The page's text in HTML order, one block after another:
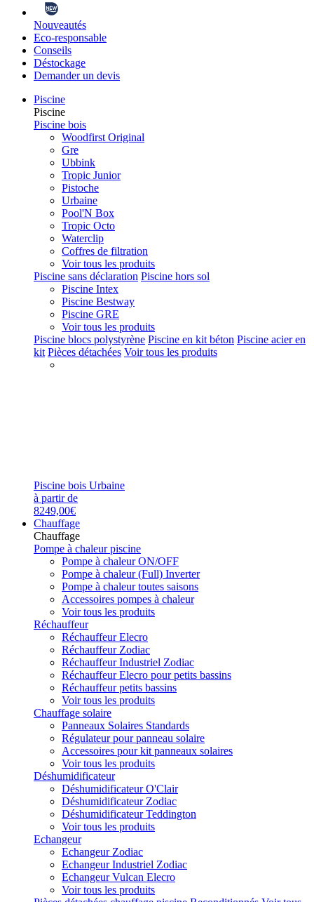
Nouveautés
Eco-responsable
Conseils
Déstockage
Demander un devis
Piscine
Piscine
Piscine bois
Woodfirst Original
Gre
Ubbink
Tropic Junior
Pistoche
Urbaine
Pool'N Box
Tropic Octo
Waterclip
Coffres de filtration
Voir tous les produits
Piscine sans déclaration Piscine hors sol
Piscine Intex
Piscine Bestway
Piscine GRE
Voir tous les produits
Piscine blocs polystyrène Piscine en kit béton Piscine acier en
kit Pièces détachées Voir tous les produits
Piscine bois Urbaine
à partir de
8249,00€
Chauffage
Chauffage
Pompe à chaleur piscine
Pompe à chaleur ON/OFF
Pompe à chaleur (Full) Inverter
Pompe à chaleur toutes saisons
Accessoires pompes à chaleur
Voir tous les produits
Réchauffeur
Réchauffeur Elecro
Réchauffeur Zodiac
Réchauffeur Industriel Zodiac
Réchauffeur Elecro pour petits bassins
Réchauffeur petits bassins
Voir tous les produits
Chauffage solaire
Panneaux Solaires Standards
Régulateur pour panneau solaire
Accessoires pour kit panneaux solaires
Voir tous les produits
Déshumidificateur
Déshumidificateur O'Clair
Déshumidificateur Zodiac
Déshumidificateur Teddington
Voir tous les produits
Echangeur
Echangeur Zodiac
Echangeur Industriel Zodiac
Echangeur Vulcan Elecro
Voir tous les produits